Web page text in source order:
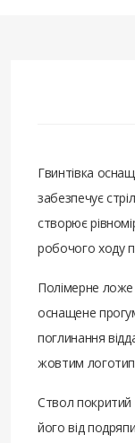
Гвинтівка
забезпечує
створює
робочого ходу
Полімерне ложе
оснащене
поглинання
жовтим
Ствол
його від